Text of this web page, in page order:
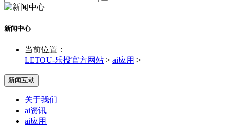
新闻中心
当前位置：
LETOU-乐投官方网站 > ai应用 >
新闻互动
关于我们
ai资讯
ai应用